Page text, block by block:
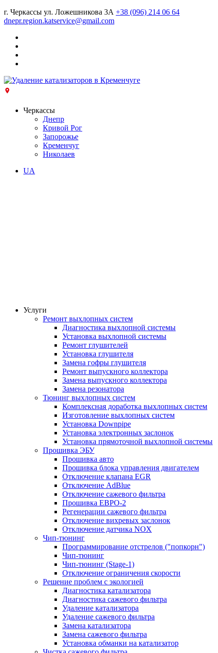
г. Черкассы ул. Ложешникова 3А +38 (096) 214 06 64
dnepr.region.katservice@gmail.com
Черкассы
Днепр
Кривой Рог
Запорожье
Кременчуг
Николаев
UA
Услуги
Ремонт выхлопных систем
Диагностика выхлопной системы
Установка выхлопной системы
Ремонт глушителей
Установка глушителя
Замена гофры глушителя
Ремонт выпускного коллектора
Замена выпускного коллектора
Замена резонатора
Тюнинг выхлопных систем
Комплексная доработка выхлопных систем
Изготовление выхлопных систем
Установка Downpipe
Установка электронных заслонок
Установка прямоточной выхлопной системы
Прошивка ЭБУ
Прошивка авто
Прошивка блока управления двигателем
Отключение клапана EGR
Отключение AdBlue
Отключение сажевого фильтра
Прошивка ЕВРО-2
Регенерации сажевого фильтра
Отключение вихревых заслонок
Отключение датчика NOX
Чип-тюнинг
Программирование отстрелов ("попкорн")
Чип-тюнинг
Чип-тюнинг (Stage-1)
Отключение ограничения скорости
Решение проблем с экологией
Диагностика катализатора
Диагностика сажевого фильтра
Удаление катализатора
Удаление сажевого фильтра
Замена катализатора
Замена сажевого фильтра
Установка обманки на катализатор